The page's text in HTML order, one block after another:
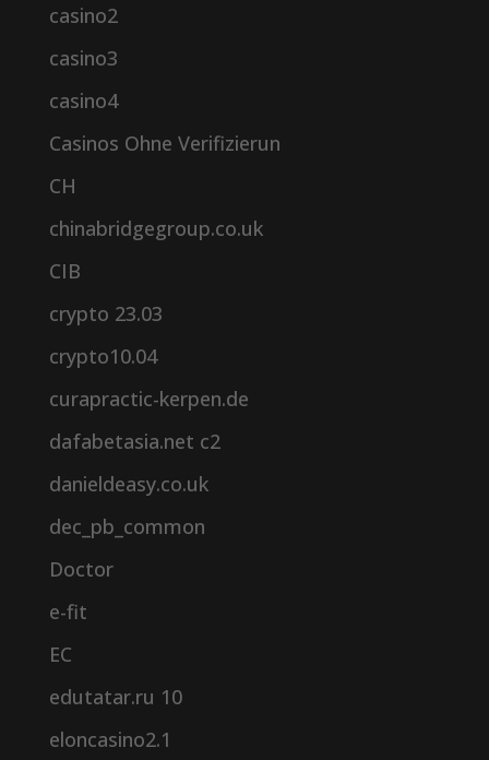
casino2
casino3
casino4
Casinos Ohne Verifizierun
CH
chinabridgegroup.co.uk
CIB
crypto 23.03
crypto10.04
curapractic-kerpen.de
dafabetasia.net c2
danieldeasy.co.uk
dec_pb_common
Doctor
e-fit
EC
edutatar.ru 10
eloncasino2.1